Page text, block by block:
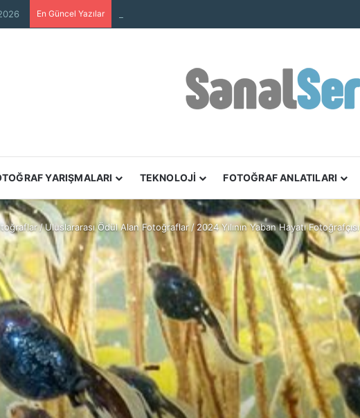
En Güncel Yazılar
YARIŞMALARI TEKNOLOJİ FOTOĞRAF ANLATILARI
/Uluslararası Ödül Alan Fotoğraflar/ 2024 Yılının Yaban Hayatı Fotoğrafçısı